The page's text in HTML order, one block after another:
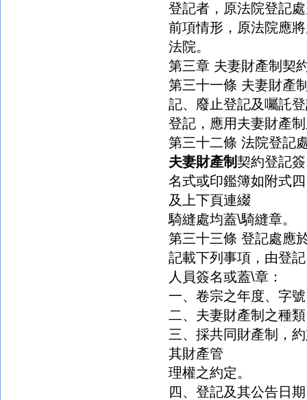
登記者，原法院登記
前項情形，原法院應
法院。
第三章 夫妻財產制契
第三十一條 夫妻財產
記、廢止登記及囑託
登記，應用夫妻財產
第三十二條 法院登記
夫妻財產制契約登記簽
名式或印鑑簿如附式
及上下頁連綴
騎縫處均蓋\騎縫章。
第三十三條 登記處應
記載下列事項，由登記
人員簽名或蓋\章：
一、卷宗之年度、字
二、 夫妻財產制 之種
三、採共同財產制，
其財產管
理權之約定。
四、登記及其公告日